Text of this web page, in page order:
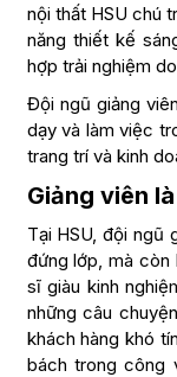
nội thất HSU chú
năng thiết kế
hợp trải nghiệm
Đội ngũ giảng
dạy và làm việc
trang trí và kinh
Giảng viên
Tại HSU, đội ngũ
đứng lớp, mà còn
sĩ giàu kinh
những câu
khách hàng khó
bách trong công